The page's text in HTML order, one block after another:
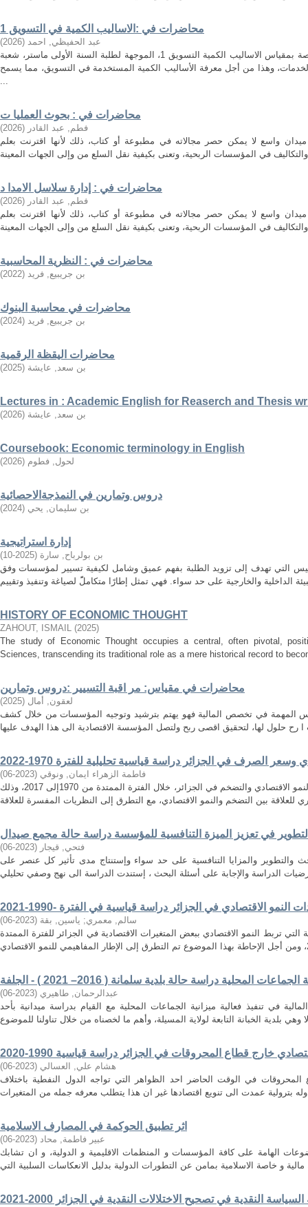
محاضرات في :الاساليب الكمية في التسويق 1
عبد الحفيظي, احمد (
2026
)
هذه المطبوعة هي مجموعة محاضرات خاصة بمقياس الاساليب الكمية التسويق 1، الموجهة لطلبة السنة الأولى ماستر، شعبة
وهذا من أجل معرفة الأساليب الكمية المستخدمة في التسويق، مما يسمح
...
محاضرات في : بحوث العمليا ت
فطم, عبد القادر (
2026
)
واسع لا يمكن حصر مجالاته في مطبوعة أو كتاب، ذلك لأنها اقترنت بعلم
محاضرات في : إدارة سلاسل الامدا د
فطم, عبد القادر (
2026
)
واسع لا يمكن حصر مجالاته في مطبوعة أو كتاب، ذلك لأنها اقترنت بعلم
محاضرات في : النظرية المحاسبية
بن جريبيع, فريد (
2022
)
محاضرات في محاسبة البنوك
بن جريبيع, فريد (
2024
)
محاضرات اليقظة الرقمية
بن سعد, عايشة (
2025
)
Lectures in : Academic English for Reaserch and Thesis
بن سعد, عايشة (
2026
)
Coursebook: Economic terminology in English
لحول, فطوم (
2026
)
دروس وتمارين في النمذجةالاحصائية
بن سليمان, يحي (
2024
)
إدارة استراتيجية
بن بولرباح, سارة (
2025-10
)
التي تهدف إلى تزويد الطلبة بفهم عميق وشامل لكيفية تسيير لمؤسسات وفق
HISTORY OF ECONOMIC THOUGHT
ZAHOUT, ISMAIL (2025)
The study of Economic Thought occupies a central, often pivotal,
Sciences, transcending its traditional role as a mere historical record to
محاضرات في مقياس: مر اقبة التسيير :دروس وتمارين
لعقون, أمال (
2025
)
المهمة في تخصص المالية فهو يهتم بترشيد وتوجيه المؤسسات من خلال كشف
الصرف في الجزائر دراسة قياسية تحليلية للفترة 1970-2022
فاطمة الزهراء ايمان, ونوقي (
2023-06
)
تهدف هذه الدراسة الى إيجاد العلاقة بين النمو الاقتصادي والتضخم في الجزائر، خلال الفترة الممتدة من 1970إلى 2017، وذلك
في تعزيز الميزة التنافسية للمؤسسة دراسة حالة مجمع صيدال
فتحي, قيجار (
2023-06
)
والتطوير والمزايا التنافسية على حد سواء وإستنتاج مدى تأثير كل عنصر على
سالم, معمري; ياسين, بقة (
2023-06
)
تربط النمو الاقتصادي ببعض المتغيرات الاقتصادية في الجزائر للفترة الممتدة
المحلية دراسة حالة بلدية سلمانة ( 2016– 2021 ) - الجلفة
عبدالرحمان, طاهيري (
2023-06
)
في تنفيذ فعالية ميزانية الجماعات المحلية مع القيام بدراسة ميدانية بأحد
خارج قطاع المحروقات في الجزائر دراسة قياسية 1990-2020
هشام علي, العسالي (
2023-06
)
المحروقات في الوقت الحاضر احد الظواهر التي تواجه الدول النفطية باختلاف
اثر تطبيق الحوكمة في المصارف الاسلامية
عبير فاطمة, محاد (
2023-06
)
الهامة على كافة المؤسسات و المنظمات الاقليمية و الدولية، و ان تشابك
النقدية في تصحيح الاختلالات النقدية في الجزائر 2000-2021